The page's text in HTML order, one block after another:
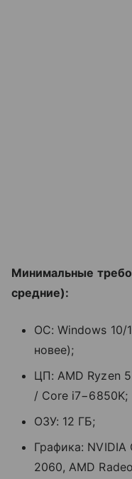
Минимальные
средние):
ОС: Windows 10/
новее);
ЦП: AMD Ryzen
/ Core i7−6850K;
ОЗУ: 12 ГБ;
Графика: NVIDIA
2060, AMD